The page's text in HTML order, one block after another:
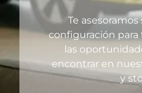
Te
configuración para
las
encontrar en
y